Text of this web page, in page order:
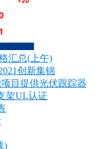
汇总(上午)
创新集锦
目提供光伏跟踪器
架UL认证
)